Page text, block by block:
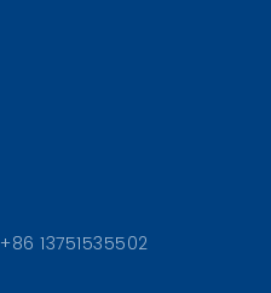
+86 13751535502